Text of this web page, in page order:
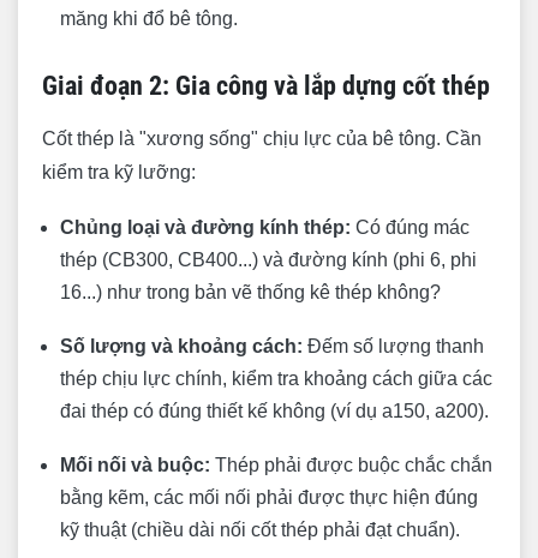
măng khi đổ bê tông.
Giai đoạn 2: Gia công và lắp dựng cốt thép
Cốt thép là "xương sống" chịu lực của bê tông. Cần
kiểm tra kỹ lưỡng:
Chủng loại và đường kính thép: Có đúng mác
thép (CB300, CB400...) và đường kính (phi 6, phi
16...) như trong bản vẽ thống kê thép không?
Số lượng và khoảng cách: Đếm số lượng thanh
thép chịu lực chính, kiểm tra khoảng cách giữa các
đai thép có đúng thiết kế không (ví dụ a150, a200).
Mối nối và buộc: Thép phải được buộc chắc chắn
bằng kẽm, các mối nối phải được thực hiện đúng
kỹ thuật (chiều dài nối cốt thép phải đạt chuẩn).